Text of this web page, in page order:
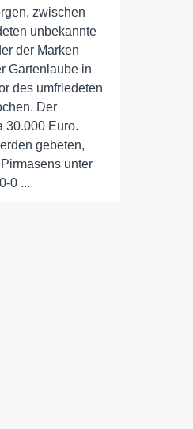
zwischen
unbekannte
der Marken
Gartenlaube in
des umfriedeten
Der
30.000 Euro.
gebeten,
unter
0 ...